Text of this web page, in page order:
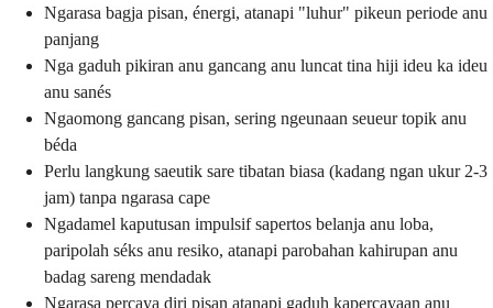
Ngarasa bagja pisan, énergi, atanapi "luhur" pikeun periode anu
panjang
Nga gaduh pikiran anu gancang anu luncat tina hiji ideu ka ideu
anu sanés
Ngaomong gancang pisan, sering ngeunaan seueur topik anu
béda
Perlu langkung saeutik sare tibatan biasa (kadang ngan ukur 2-3
jam) tanpa ngarasa cape
Ngadamel kaputusan impulsif sapertos belanja anu loba,
paripolah séks anu resiko, atanapi parobahan kahirupan anu
badag sareng mendadak
Ngarasa percaya diri pisan atanapi gaduh kapercayaan anu